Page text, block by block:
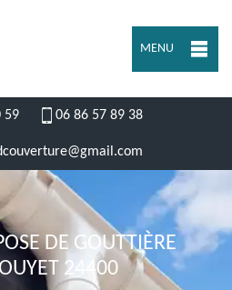
MENU
59 06 86 57 89 38
DE GOUTTIÈRE
24400